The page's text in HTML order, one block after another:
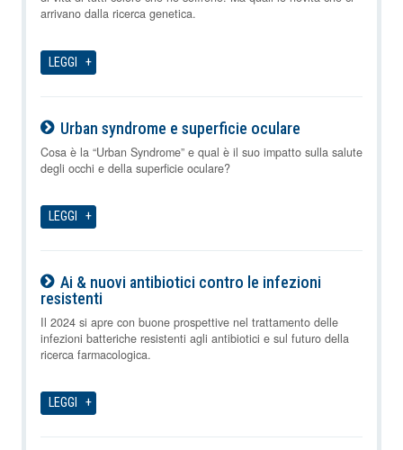
arrivano dalla ricerca genetica.
LEGGI
Urban syndrome e superficie oculare
08-08-2026
Cosa è la “Urban Syndrome” e qual è il suo impatto sulla salute
degli occhi e della superficie oculare?
LEGGI
Ai & nuovi antibiotici contro le infezioni
resistenti
08-08-2026
Il 2024 si apre con buone prospettive nel trattamento delle
infezioni batteriche resistenti agli antibiotici e sul futuro della
ricerca farmacologica.
LEGGI